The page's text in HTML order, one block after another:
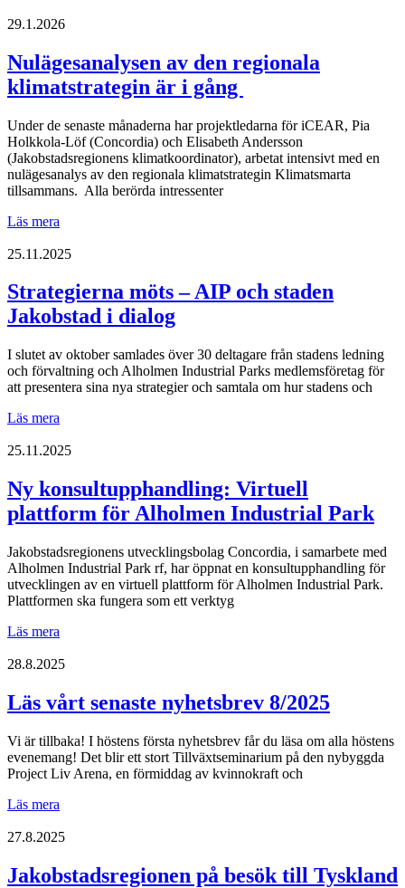
och
lösningar
i
fokus
iCEAR:s
studiebesök
i
Opole
29.1.2026
Nulägesanalysen av den regionala
klimatstrategin är i gång
Under de senaste månaderna har projektledarna för iCEAR, Pia
Holkkola-Löf (Concordia) och Elisabeth Andersson
(Jakobstadsregionens klimatkoordinator), arbetat intensivt med en
nulägesanalys av den regionala klimatstrategin Klimatsmarta
tillsammans. Alla berörda intressenter
Läs mera
den
klimatstrategin
är
i
25.11.2025
Strategierna möts – AIP och staden
Jakobstad i dialog
I slutet av oktober samlades över 30 deltagare från stadens ledning
och förvaltning och Alholmen Industrial Parks medlemsföretag för
att presentera sina nya strategier och samtala om hur stadens och
Läs mera
–
staden
Jakobstad
dialog
25.11.2025
Ny konsultupphandling: Virtuell
plattform för Alholmen Industrial Park
Jakobstadsregionens utvecklingsbolag Concordia, i samarbete med
Alholmen Industrial Park rf, har öppnat en konsultupphandling för
utvecklingen av en virtuell plattform för Alholmen Industrial Park.
Plattformen ska fungera som ett verktyg
Läs mera
Virtuell
för
Alholmen
Park
28.8.2025
Läs vårt senaste nyhetsbrev 8/2025
Vi är tillbaka! I höstens första nyhetsbrev får du läsa om alla höstens
evenemang! Det blir ett stort Tillväxtseminarium på den nybyggda
Project Liv Arena, en förmiddag av kvinnokraft och
Läs mera
senaste
8/2025
27.8.2025
Jakobstadsregionen på besök till Tyskland